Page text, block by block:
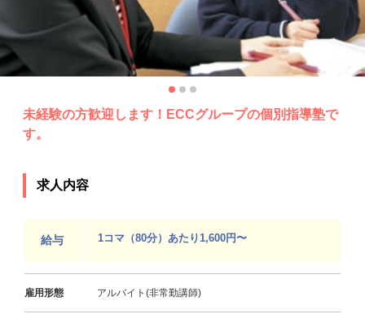
未経験の方歓迎します！ECCグループの個別指導塾で
す。
求人内容
給与 1コマ（80分）あたり1,600円〜
雇用形態 アルバイト(非常勤講師)